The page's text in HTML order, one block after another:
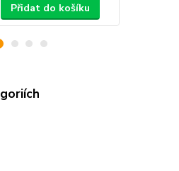
Přidat do košíku